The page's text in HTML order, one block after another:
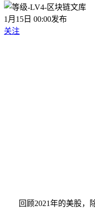
1月15日 00:00发布
关注
回顾2021年的美股，